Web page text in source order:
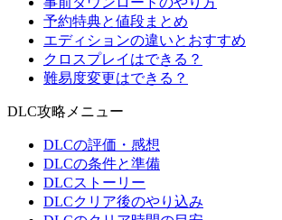
予約特典と値段まとめ
エディションの違いとおすすめ
クロスプレイはできる？
難易度変更はできる？
DLC攻略メニュー
DLCの評価・感想
DLCの条件と準備
DLCストーリー
DLCクリア後のやり込み